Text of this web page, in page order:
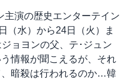
主演の歴史エンターテイン
（水）から24日（火）ま
ョヨンの父、テ･ジュン
情報が聞こえるが、それ
、暗殺は行われるのか…韓